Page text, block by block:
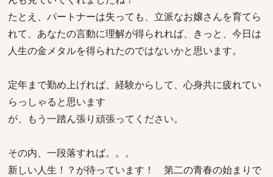
たとえ、パートナーは失っても、立派なお嬢さんを育てら
れて、あなたの言動に理解が得られれば、きっと、今日は
人生の金メタルを得られたのではないかと思います。
定年まで勤め上げれば、経験からして、心身共に疲れてい
らっしゃると思います
が、もう一踏ん張り頑張ってください。
その内、一段落すれば。。。
新しい人生！？が待っています！ 第二の青春の始まりで